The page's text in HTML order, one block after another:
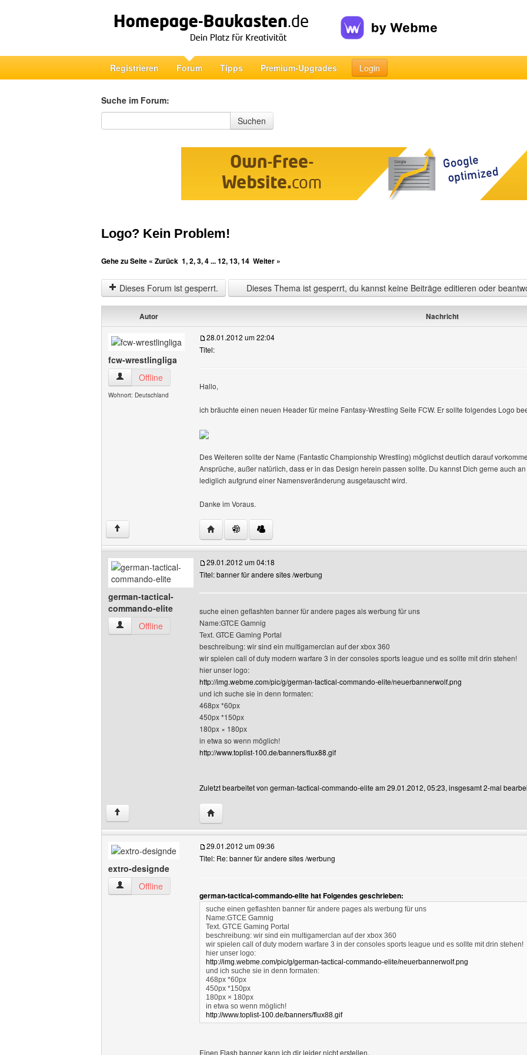
Registrieren Forum Tipps Premium-Upgrades Login
Suche im Forum:
Suche im Forum
Suchen
Logo? Kein Problem!
Gehe zu Seite « Zurück 1,2,3,4...12,13,14 Weiter »
Dieses Forum ist gesperrt. Dieses Thema ist gesperrt, du kannst keine Beiträge editieren oder
Autor Nachricht
fcw-wrestlingliga
fcw-wrestlingliga Benutzer-Profile anzeigen
Offline
Wohnort: Deutschland
28.01.2012 um 22:04
Titel:
Hallo,
ich bräuchte einen neuen Header für meine Fantasy-Wrestling Seite FCW. Er sollte folgendes Logo
Des Weiteren sollte der Name (Fantastic Championship Wrestling) möglichst deutlich darauf
Ansprüche, außer natürlich, dass er in das Design herein passen sollte. Du kannst Dich gerne auch
lediglich aufgrund einer Namensveränderung ausgetauscht wird.
Danke im Voraus.
↑ Website dieses Benutzers besuchen: fcw-wrestlingliga
german-tactical-
commando-elite
german-tactical-commando-elite Benutzer-Profile anzeigen
Offline
29.01.2012 um 04:18
Titel: banner für andere sites /werbung
suche einen geflashten banner für andere pages als werbung für uns
Name:GTCE Gamnig
Text. GTCE Gaming Portal
beschreibung: wir sind ein multigamerclan auf der xbox 360
wir spielen call of duty modern warfare 3 in der consoles sports league und es sollte mit drin stehen!
hier unser logo:
http://img.webme.com/pic/g/german-tactical-commando-elite/neuerbannerwolf.png
und ich suche sie in denn formaten:
468px *60px
450px *150px
180px × 180px
in etwa so wenn möglich!
http://www.toplist-100.de/banners/flux88.gif
Zuletzt bearbeitet von german-tactical-commando-elite am 29.01.2012, 05:23, insgesamt 2-mal
↑ Website dieses Benutzers besuchen: german-tactical-commando-elite
extro-designde
extro-designde Benutzer-Profile anzeigen
Offline
29.01.2012 um 09:36
Titel: Re: banner für andere sites /werbung
german-tactical-commando-elite hat Folgendes geschrieben:
suche einen geflashten banner für andere pages als werbung für uns
Name:GTCE Gamnig
Text. GTCE Gaming Portal
beschreibung: wir sind ein multigamerclan auf der xbox 360
wir spielen call of duty modern warfare 3 in der consoles sports league und es sollte mit drin stehen!
hier unser logo:
http://img.webme.com/pic/g/german-tactical-commando-elite/neuerbannerwolf.png
und ich suche sie in denn formaten:
468px *60px
450px *150px
180px × 180px
in etwa so wenn möglich!
http://www.toplist-100.de/banners/flux88.gif
Einen Flash banner kann ich dir leider nicht erstellen.